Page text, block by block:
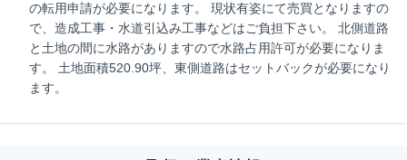
の転用申請が必要になります。 現状有姿にて売買となりますの
で、造成工事・水道引込み工事などはご負担下さい。 北側道路
と土地の間に水路がありますので水路占用許可が必要になりま
す。 土地面積520.90坪、東側道路はセットバックが必要になり
ます。